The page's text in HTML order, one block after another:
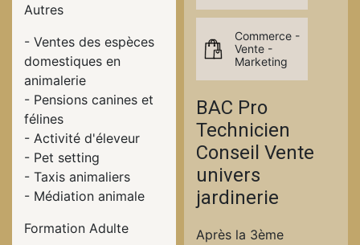
Autres
- Ventes des espèces
domestiques en
animalerie
- Pensions canines et
félines
- Activité d'éleveur
- Pet setting
- Taxis animaliers
- Médiation animale
Formation Adulte
Commerce -
Vente -
Marketing
BAC Pro
Technicien
Conseil Vente
univers
jardinerie
Après la 3ème